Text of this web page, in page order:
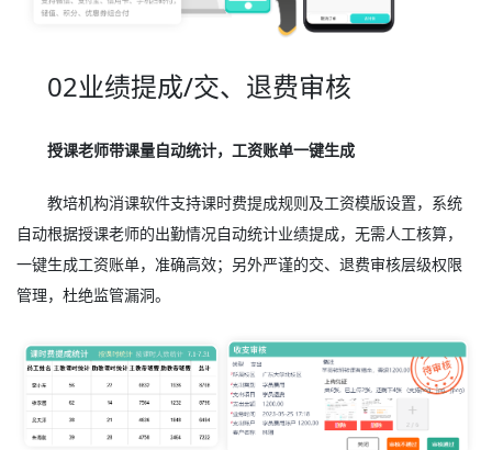
02业绩提成/交、退费审核
授课老师带课量自动统计，工资账单一键生成
教培机构消课软件支持课时费提成规则及工资模版设置，系统
自动根据授课老师的出勤情况自动统计业绩提成，无需人工核算，
一键生成工资账单，准确高效；另外严谨的交、退费审核层级权限
管理，杜绝监管漏洞。